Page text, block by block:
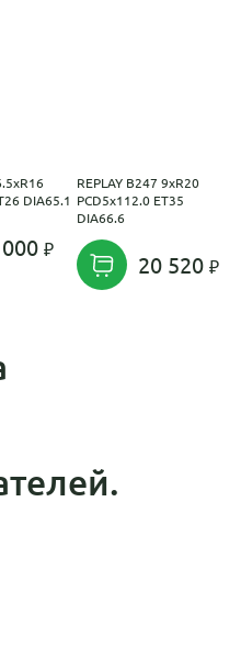
DIA65.1
REPLAY B247 9xR20
PCD5x112.0 ET35
DIA66.6
20 520